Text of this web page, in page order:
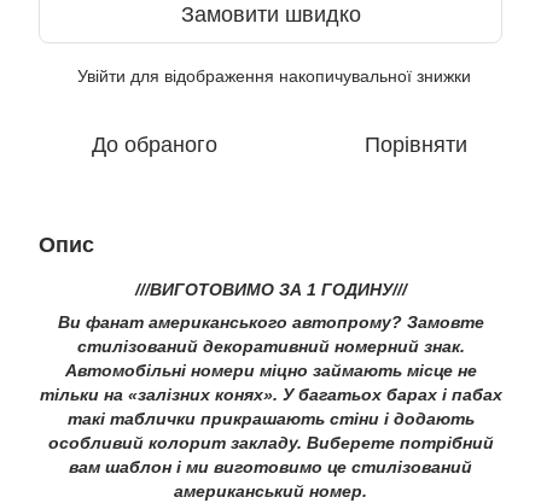
Замовити швидко
Увійти для відображення накопичувальної знижки
До обраного Порівняти
Опис
///ВИГОТОВИМО ЗА 1 ГОДИНУ///
Ви фанат американського автопрому? Замовте
стилізований декоративний номерний знак.
Автомобільні номери міцно займають місце не
тільки на «залізних конях». У багатьох барах і пабах
такі таблички прикрашають стіни і додають
особливий колорит закладу. Виберете потрібний
вам шаблон і ми виготовимо це стилізований
американський номер.